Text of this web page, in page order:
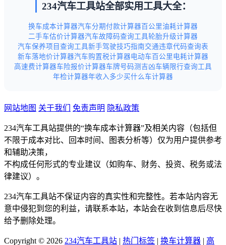
234汽车工具站全部实用工具大全：
换车成本计算器汽车分期付款计算器百公里油耗计算器
二手车估价计算器汽车故障码查询工具轮胎升级计算器
汽车保养项目查询工具新手驾驶技巧指南交通违章代码查询表
新车落地价计算器汽车购置税计算器电动车百公里电耗计算器
高速费计算器车险报价计算器车牌号码测吉凶车辆限行查询工具
年检计算器年收入多少买什么车计算器
网站地图 关于我们 免责声明 隐私政策
234汽车工具站提供的“换车成本计算器”及相关内容（包括但
不限于成本对比、回本时间、图表分析等）仅为用户提供参考
和辅助决策，
不构成任何形式的专业建议（如购车、财务、投资、税务或法
律建议）。
234汽车工具站不保证内容的真实性和完整性。若本站内容无
意中侵犯到您的利益，请联系本站，本站会在收到信息后尽快
给予删除处理。
Copyright © 2026 234汽车工具站 | 热门标签 | 换车计算器 | 高